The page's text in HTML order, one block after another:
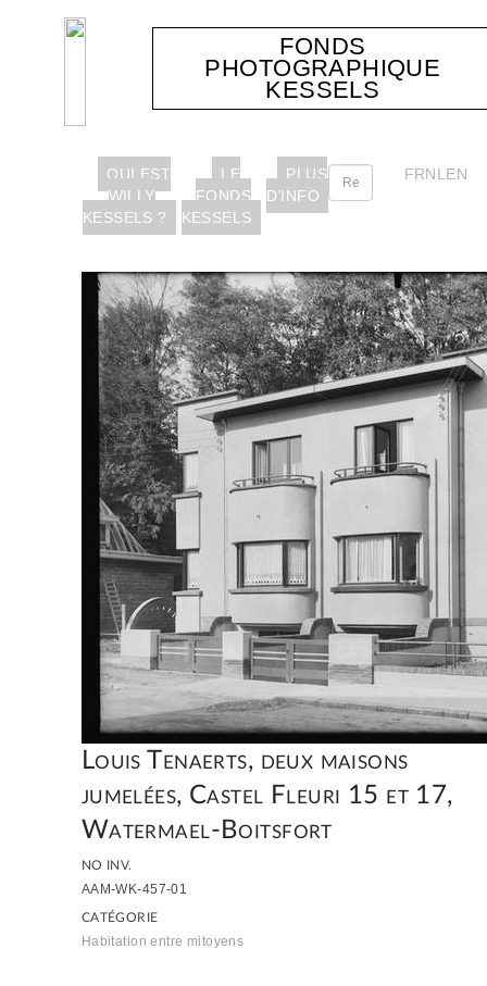
FONDS
PHOTOGRAPHIQUE
KESSELS
FRNL EN
QUI EST
WILLY
KESSELS ?
LE
FONDS
KESSELS
PLUS
D’INFO
Louis Tenaerts, deux maisons
jumelées, Castel Fleuri 15 et 17,
Watermael-Boitsfort
NO INV.
AAM-WK-457-01
CATÉGORIE
Habitation entre mitoyens